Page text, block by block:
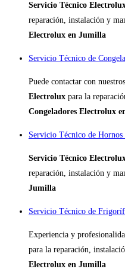
Servicio Técnico
reparación, instalación y
Electrolux en Jumilla
Servicio Técnico de
Puede contactar con
Electrolux para la
Congeladores Electrolux
Servicio Técnico de
Servicio Técnico
reparación, instalación y
Jumilla
Servicio Técnico de
Experiencia y
para la reparación,
Electrolux en Jumilla